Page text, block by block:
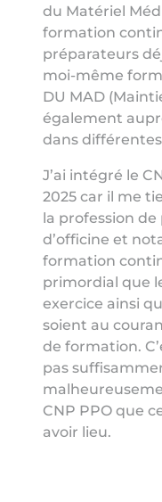
du Matériel
formation
préparateurs
moi-même
DU MAD
également
dans
J’ai intégré le
2025 car il me
la profession
d’officine et
formation
primordial que
exercice ainsi
soient au
de formation.
pas
CNP PPO que
avoir lieu.